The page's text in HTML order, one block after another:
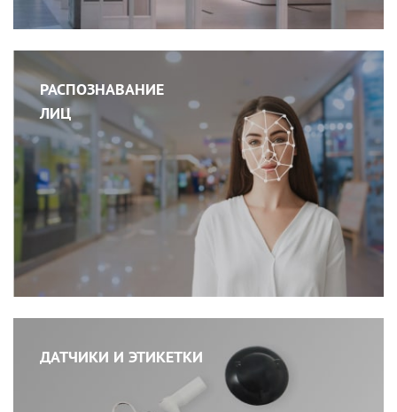
РАСПОЗНАВАНИЕ
ЛИЦ
ДАТЧИКИ И ЭТИКЕТКИ